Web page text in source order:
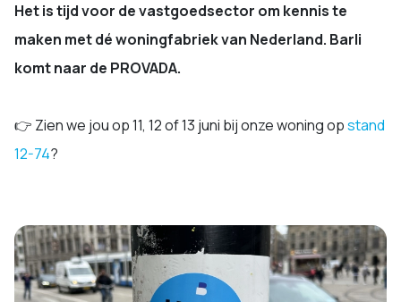
Het is tijd voor de vastgoedsector om kennis te
maken met dé woningfabriek van Nederland. Barli
komt naar de PROVADA.
👉 Zien we jou op 11, 12 of 13 juni bij onze woning opstand
12-74?